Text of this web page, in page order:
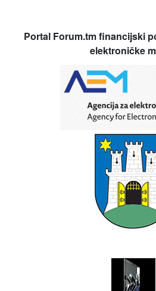
Portal Forum.tm financijski
elektroničke